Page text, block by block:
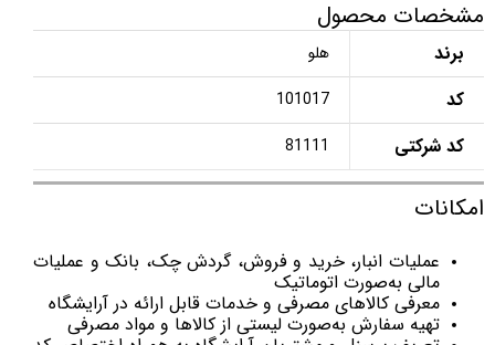
مشخصات محصول
برند هلو
کد 101017
کد شرکتی 81111
امکانات
عملیات انبار، خرید و فروش، گردش چک، بانک و عملیات
مالی به‌صورت اتوماتیک
معرفی کالاهای مصرفی و خدمات قابل ارائه در آرایشگاه
تهیه سفارش به‌صورت لیستی از کالاها و مواد مصرفی